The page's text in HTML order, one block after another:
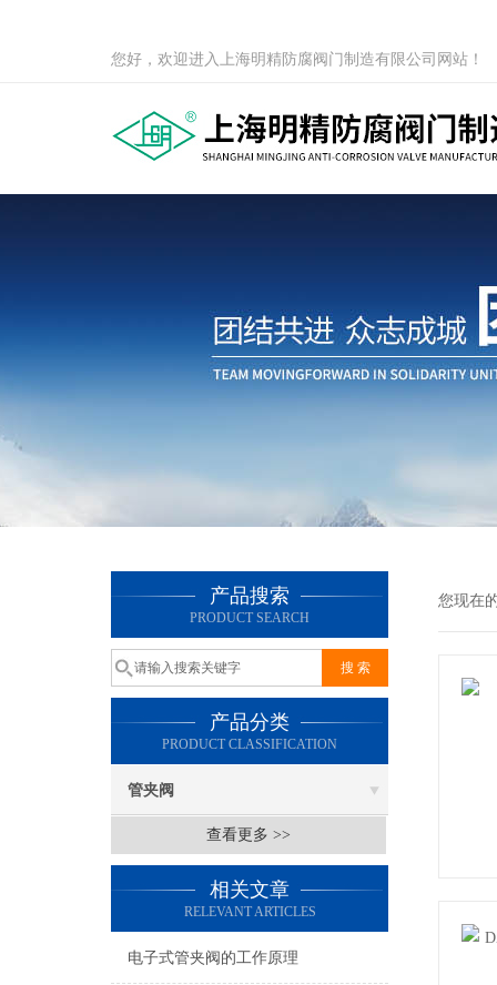
您好，欢迎进入上海明精防腐阀门制造有限公司网站！
产品搜索
PRODUCT SEARCH
产品分类
PRODUCT CLASSIFICATION
管夹阀
查看更多 >>
相关文章
RELEVANT ARTICLES
电子式管夹阀的工作原理
您现在